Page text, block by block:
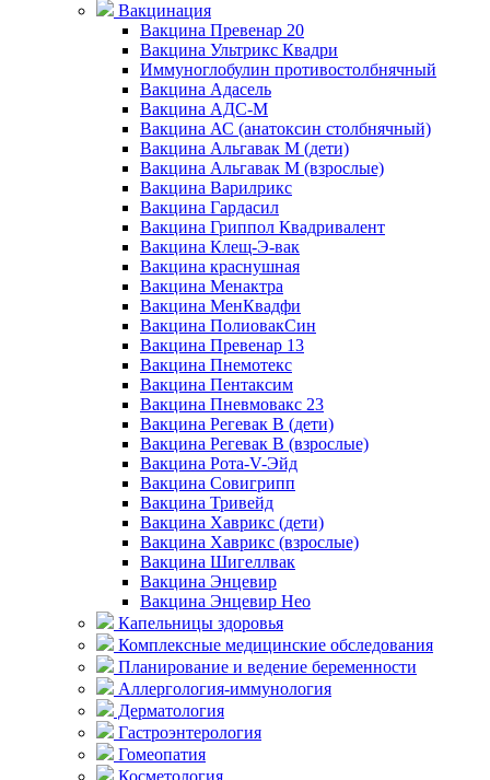
Вакцинация
Вакцина Превенар 20
Вакцина Ультрикс Квадри
Иммуноглобулин противостолбнячный
Вакцина Адасель
Вакцина АДС-М
Вакцина АС (анатоксин столбнячный)
Вакцина Альгавак М (дети)
Вакцина Альгавак М (взрослые)
Вакцина Варилрикс
Вакцина Гардасил
Вакцина Гриппол Квадривалент
Вакцина Клещ-Э-вак
Вакцина краснушная
Вакцина Менактра
Вакцина МенКвадфи
Вакцина ПолиовакСин
Вакцина Превенар 13
Вакцина Пнемотекс
Вакцина Пентаксим
Вакцина Пневмовакс 23
Вакцина Регевак В (дети)
Вакцина Регевак В (взрослые)
Вакцина Рота-V-Эйд
Вакцина Совигрипп
Вакцина Тривейд
Вакцина Хаврикс (дети)
Вакцина Хаврикс (взрослые)
Вакцина Шигеллвак
Вакцина Энцевир
Вакцина Энцевир Нео
Капельницы здоровья
Комплексные медицинские обследования
Планирование и ведение беременности
Аллергология-иммунология
Дерматология
Гастроэнтерология
Гомеопатия